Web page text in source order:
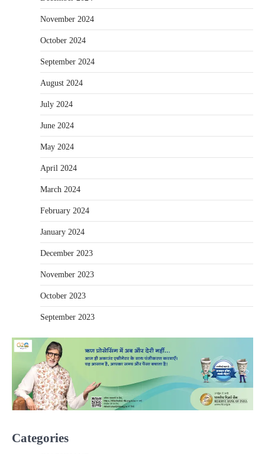
November 2024
October 2024
September 2024
August 2024
July 2024
June 2024
May 2024
April 2024
March 2024
February 2024
January 2024
December 2023
November 2023
October 2023
September 2023
Categories